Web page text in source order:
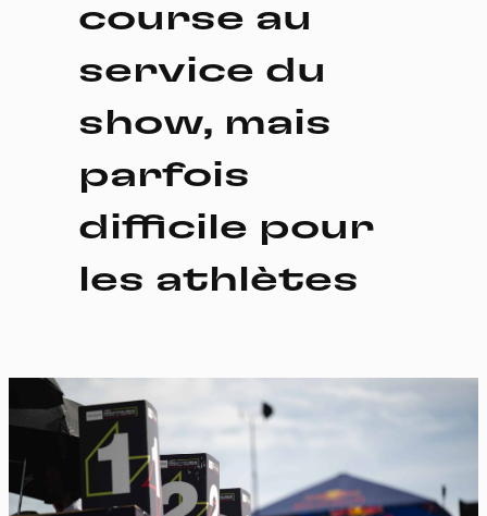
course au
service du
show, mais
parfois
difficile pour
les athlètes